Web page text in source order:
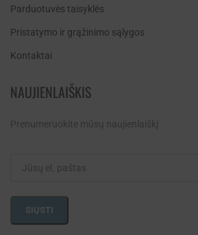
Parduotuvės taisyklės
Pristatymo ir grąžinimo sąlygos
Kontaktai
NAUJIENLAIŠKIS
Prenumeruokite mūsų naujienlaiškį